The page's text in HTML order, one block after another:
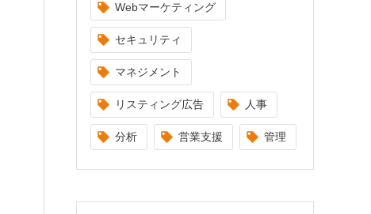
Webマーケティング
セキュリティ
マネジメント
リスティング広告 人事
分析 営業支援 管理